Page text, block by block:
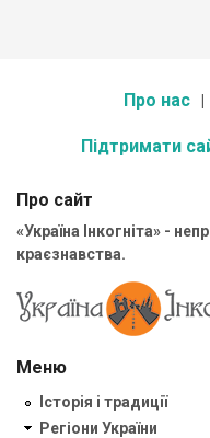
Про нас
Підтримати
Про сайт
«Україна Інкогніта» -
краєзнавства.
Меню
Історія і традиції
Регіони України